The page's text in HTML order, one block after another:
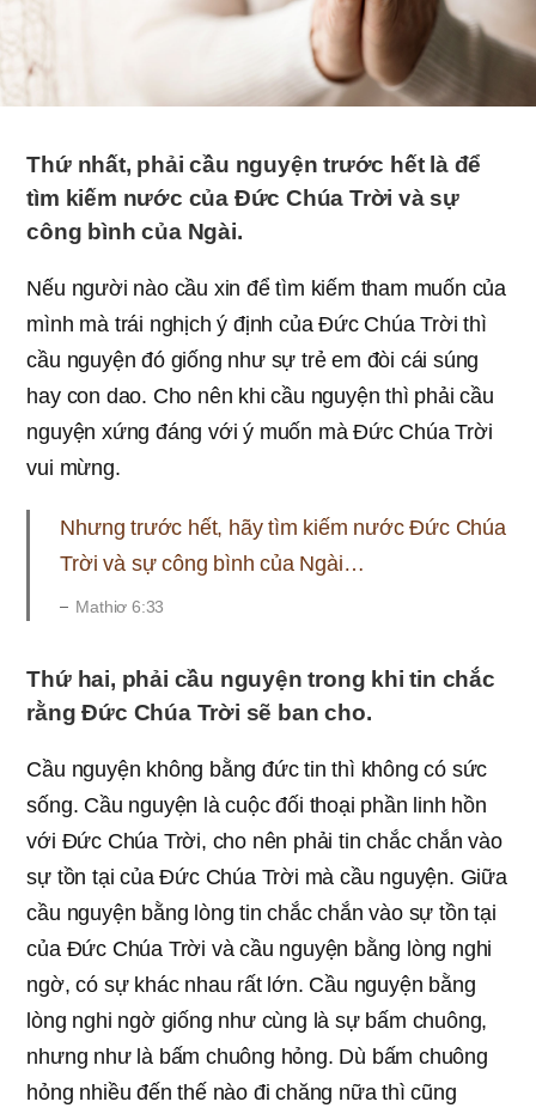
Thứ nhất, phải cầu nguyện trước hết là để
tìm kiếm nước của Ðức Chúa Trời và sự
công bình của Ngài.
Nếu người nào cầu xin để tìm kiếm tham muốn của
mình mà trái nghịch ý định của Ðức Chúa Trời thì
cầu nguyện đó giống như sự trẻ em đòi cái súng
hay con dao. Cho nên khi cầu nguyện thì phải cầu
nguyện xứng đáng với ý muốn mà Đức Chúa Trời
vui mừng.
Nhưng trước hết, hãy tìm kiếm nước Ðức Chúa
Trời và sự công bình của Ngài…
Mathiơ 6:33
Thứ hai, phải cầu nguyện trong khi tin chắc
rằng Ðức Chúa Trời sẽ ban cho.
Cầu nguyện không bằng đức tin thì không có sức
sống. Cầu nguyện là cuộc đối thoại phần linh hồn
với Ðức Chúa Trời, cho nên phải tin chắc chắn vào
sự tồn tại của Đức Chúa Trời mà cầu nguyện. Giữa
cầu nguyện bằng lòng tin chắc chắn vào sự tồn tại
của Ðức Chúa Trời và cầu nguyện bằng lòng nghi
ngờ, có sự khác nhau rất lớn. Cầu nguyện bằng
lòng nghi ngờ giống như cùng là sự bấm chuông,
nhưng như là bấm chuông hỏng. Dù bấm chuông
hỏng nhiều đến thế nào đi chăng nữa thì cũng